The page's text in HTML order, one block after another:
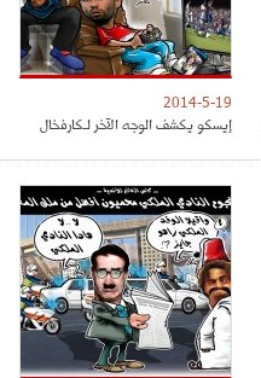
2014-5-19
إيسكو يكشف الوجه الآخر لـكارفخال